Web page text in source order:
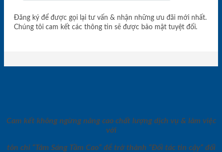
Đăng ký để được gọi lại tư vấn & nhận những ưu đãi mới nhất.
Chúng tôi cam kết các thông tin sẽ được bảo mật tuyệt đối.
Cam kết không ngừng nâng cao chất lượng dịch vụ & làm việc
với
tôn chỉ “Tâm Sáng Tầm Cao” để trở thành “Đối tác tin cậy” đối